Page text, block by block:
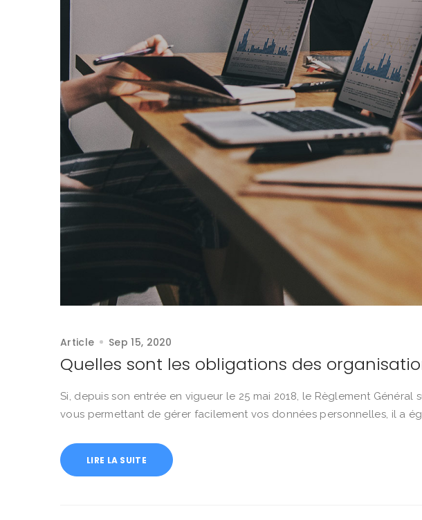
Article Sep 15, 2020
Quelles sont les obligations des
Si, depuis son entrée en vigueur le 25 mai 2018, le Règlement
vous permettant de gérer facilement vos données personnelles, il a
LIRE LA SUITE